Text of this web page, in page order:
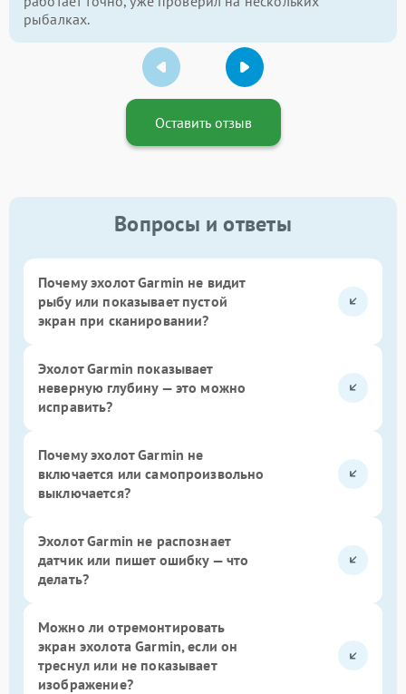
рыбалках.
Оставить отзыв
Вопросы и ответы
Почему эхолот Garmin не видит
рыбу или показывает пустой
экран при сканировании?
Эхолот Garmin показывает
неверную глубину — это можно
исправить?
Почему эхолот Garmin не
включается или самопроизвольно
выключается?
Эхолот Garmin не распознает
датчик или пишет ошибку — что
делать?
Можно ли отремонтировать
экран эхолота Garmin, если он
треснул или не показывает
изображение?